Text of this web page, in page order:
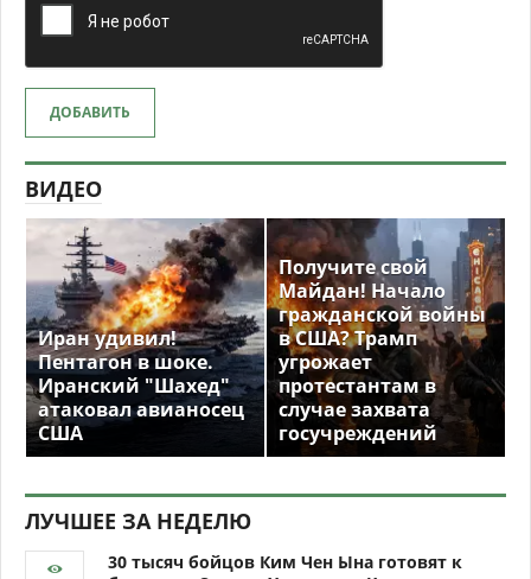
ДОБАВИТЬ
ВИДЕО
Иран удивил!
Пентагон в шоке.
Иранский "Шахед"
атаковал авианосец
США
Получите свой
Майдан! Начало
гражданской войны
в США? Трамп
угрожает
протестантам в
случае захвата
госучреждений
ЛУЧШЕЕ ЗА НЕДЕЛЮ
30 тысяч бойцов Ким Чен Ына готовят к